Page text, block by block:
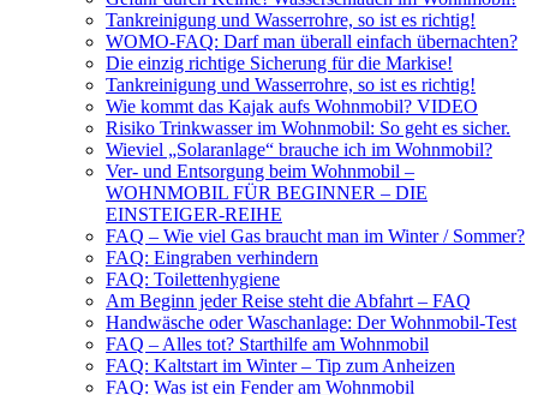
Tankreinigung und Wasserrohre, so ist es richtig!
WOMO-FAQ: Darf man überall einfach übernachten?
Die einzig richtige Sicherung für die Markise!
Tankreinigung und Wasserrohre, so ist es richtig!
Wie kommt das Kajak aufs Wohnmobil? VIDEO
Risiko Trinkwasser im Wohnmobil: So geht es sicher.
Wieviel „Solaranlage“ brauche ich im Wohnmobil?
Ver- und Entsorgung beim Wohnmobil –
WOHNMOBIL FÜR BEGINNER – DIE
EINSTEIGER-REIHE
FAQ – Wie viel Gas braucht man im Winter / Sommer?
FAQ: Eingraben verhindern
FAQ: Toilettenhygiene
Am Beginn jeder Reise steht die Abfahrt – FAQ
Handwäsche oder Waschanlage: Der Wohnmobil-Test
FAQ – Alles tot? Starthilfe am Wohnmobil
FAQ: Kaltstart im Winter – Tip zum Anheizen
FAQ: Was ist ein Fender am Wohnmobil